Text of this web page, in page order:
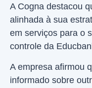
A Cogna destacou
alinhada à sua
em serviços para o
controle da
A empresa afirmou
informado sobre